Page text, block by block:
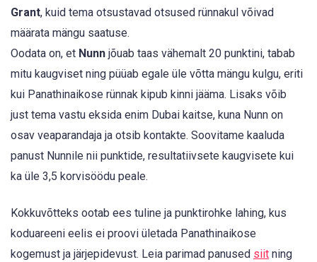
Grant, kuid tema otsustavad otsused rünnakul võivad
määrata mängu saatuse.
Oodata on, et Nunn jõuab taas vähemalt 20 punktini, tabab
mitu kaugviset ning püüab egale üle võtta mängu kulgu, eriti
kui Panathinaikose rünnak kipub kinni jääma. Lisaks võib
just tema vastu eksida enim Dubai kaitse, kuna Nunn on
osav veaparandaja ja otsib kontakte. Soovitame kaaluda
panust Nunnile nii punktide, resultatiivsete kaugvisete kui
ka üle 3,5 korvisöödu peale.
Kokkuvõtteks ootab ees tuline ja punktirohke lahing, kus
koduareeni eelis ei proovi ületada Panathinaikose
kogemust ja järjepidevust. Leia parimad panused siit ning